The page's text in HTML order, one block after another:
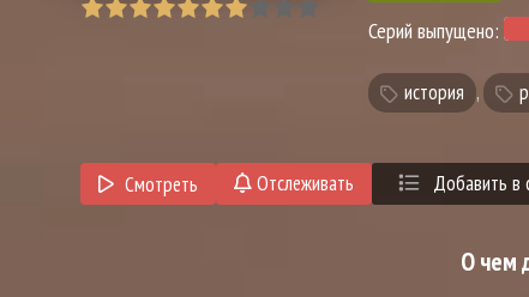
Серий выпущено:
история ,
Смотреть Отслеживать Добавить в
О чем